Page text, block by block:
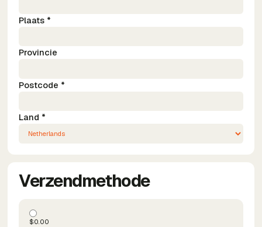
Plaats *
Provincie
Postcode *
Land *
Verzendmethode
$0.00